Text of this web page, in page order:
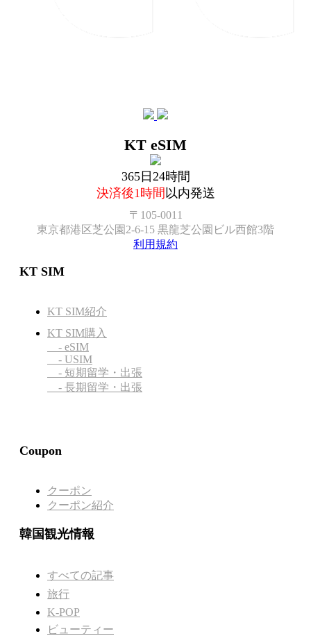
KT eSIM
365日24時間
決済後1時間以内発送
〒105-0011
東京都港区芝公園2-6-15 黒龍芝公園ビル西館3階
利用規約
KT SIM
KT SIM紹介
KT SIM購入
- eSIM
- USIM
- 短期留学・出張
- 長期留学・出張
Coupon
クーポン
クーポン紹介
韓国観光情報
すべての記事
旅行
K-POP
ビューティー